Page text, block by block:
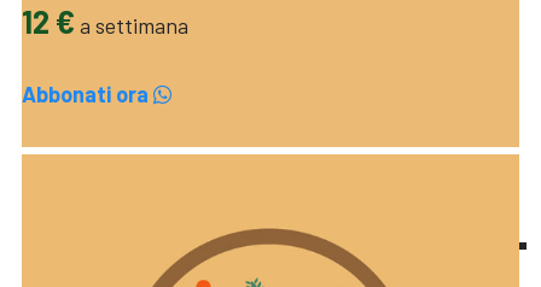
12 € a settimana
Abbonati ora